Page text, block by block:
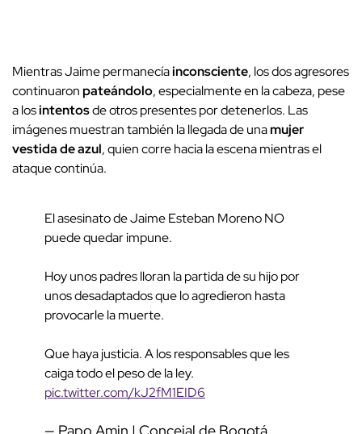
Mientras Jaime permanecíainconsciente, los dos agresores
continuaronpateándolo, especialmente en la cabeza, pese
a losintentosde otros presentes por detenerlos. Las
imágenes muestran también la llegada de unamujer
vestida de azul, quien corre hacia la escena mientras el
ataque continúa.
El asesinato de Jaime Esteban Moreno NO
puede quedar impune.
Hoy unos padres lloran la partida de su hijo por
unos desadaptados que lo agredieron hasta
provocarle la muerte.
Que haya justicia. A los responsables que les
caiga todo el peso de la ley.
pic.twitter.com/kJ2fM1EID6